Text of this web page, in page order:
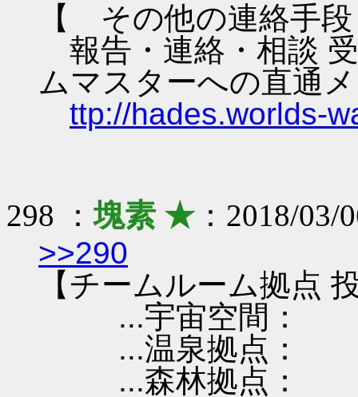
【 その他の連絡手
報告・連絡・相談
ムマスターへの直通
ttp://hades.worlds-
298 ：塊素 ★：2018/03/
>>290
【チームルーム拠点
...宇宙空間：
...温泉拠点：
...森林拠点：